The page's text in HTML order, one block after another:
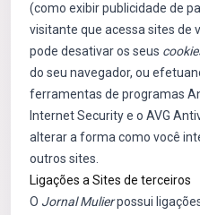
(como exibir publicidade de
visitante que acessa sites de
pode desativar os seus
do seu navegador, ou
ferramentas de programas
Internet Security e o AVG
alterar a forma como você
outros sites.
Ligações a Sites de terceiros
O Jornal Mulierpossui